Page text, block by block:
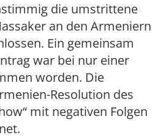
die umstrittene
an den Armeniern
Ein gemeinsam
war bei nur einer
worden. Die
Resolution des
mit negativen Folgen